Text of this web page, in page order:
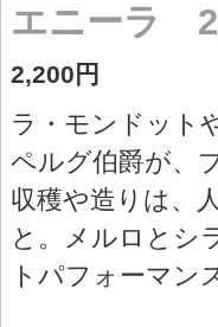
エニーラ
2,200円
ラ・モンドット
ペルグ伯爵が、
収穫や造りは、
と。メルロとシ
トパフォーマン